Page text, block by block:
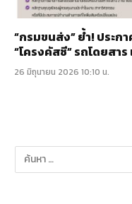
“กรมขนส่ง” ย้ำ! ประก
“โครงคัสซี” รถโดยสาร
26 มิถุนายน 2026 10:10 น.